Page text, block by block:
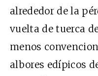
alrededor de la
vuelta de tuerca
menos
albores edípicos